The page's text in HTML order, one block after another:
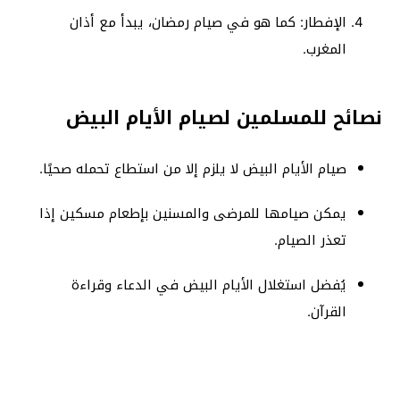
الإفطار: كما هو في صيام رمضان، يبدأ مع أذان
المغرب.
نصائح للمسلمين لصيام الأيام البيض
صيام الأيام البيض لا يلزم إلا من استطاع تحمله صحيًا.
يمكن صيامها للمرضى والمسنين بإطعام مسكين إذا
تعذر الصيام.
يُفضل استغلال الأيام البيض في الدعاء وقراءة
القرآن.